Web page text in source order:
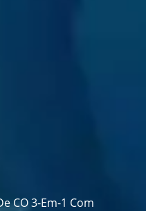
CO 3-Em-1 Com